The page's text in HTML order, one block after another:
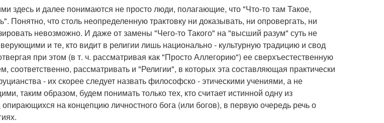
здесь и далее понимаются не просто люди, полагающие, что "Что-то там Такое,
Понятно, что столь неопределенную трактовку ни доказывать, ни опровергать, ни
невозможно. И даже от замены "Чего-то Такого" на "высший разум" суть не
и те, кто видит в религии лишь национально - культурную традицию и свод
при этом (в т. ч. рассматривая как "Просто Аллегорию") ее сверхъестественную
соответственно, рассматривать и "Религии", в которых эта составляющая практически
- их скорее следует назвать философско - этическими учениями, а не
таким образом, будем понимать только тех, кто считает истинной одну из
на концепцию личностного бога (или богов), в первую очередь речь о